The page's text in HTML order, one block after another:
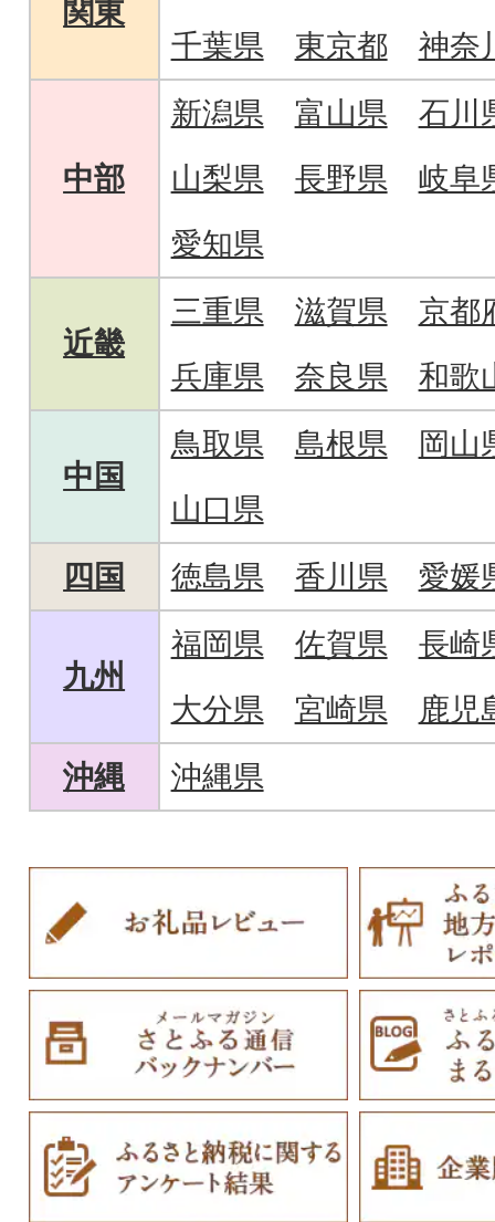
関東
千葉県
東京都 神奈
中部
新潟県 富山県
石川
山梨県
長野県
岐阜
愛知県
近畿
三重県 滋賀県
京都
兵庫県
奈良県 和歌
中国
鳥取県 島根県
岡山
山口県
四国
徳島県 香川県 愛媛
九州
福岡県 佐賀県
長崎
大分県
宮崎県
鹿児
沖縄
沖縄県